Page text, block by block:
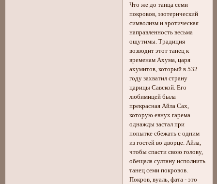
Что же до танца семи
покровов, эзотерический
символизм и эротическая
направленность весьма
ощутимы. Традиция
возводит этот танец к
временам Ахума, царя
ахумитов, который в 532
году захватил страну
царицы Савской. Его
любимицей была
прекрасная Айла Сах,
которую евнух гарема
однажды застал при
попытке сбежать с одним
из гостей во дворце. Айла,
чтобы спасти свою голову,
обещала султану исполнить
танец семи покровов.
Покров, вуаль, фата - это